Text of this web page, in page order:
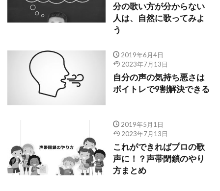
分の歌い方が分からない
人は、自然に歌ってみよ
う
2019年6月4日
2023年7月13日
自分の声の気持ち悪さは
ボイトレで9割解決できる
2019年5月1日
2023年7月13日
これができればプロの歌
声に！？声帯閉鎖のやり
方まとめ